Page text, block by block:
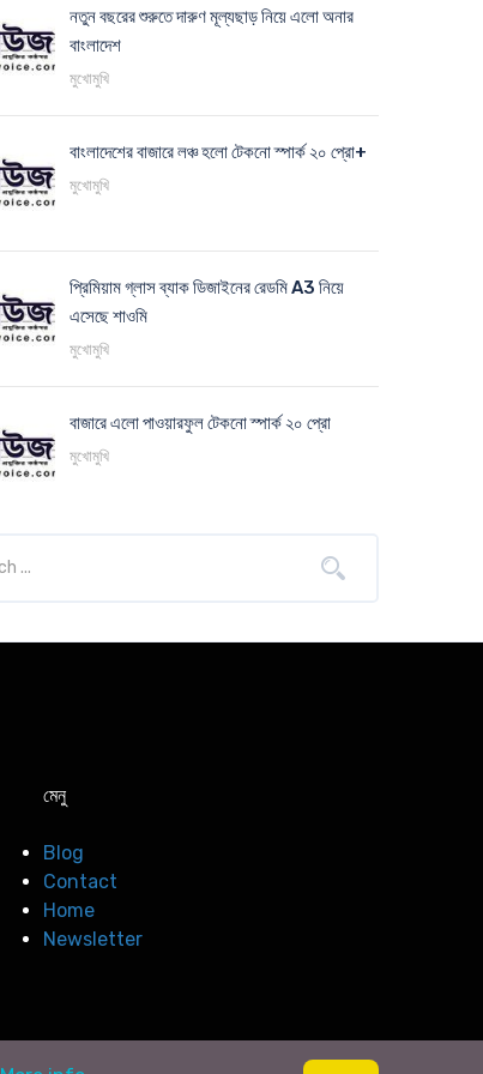
নতুন বছরের শুরুতে দারুণ মূল্যছাড় নিয়ে এলো অনার
বাংলাদেশ
মুখোমুখি
বাংলাদেশের বাজারে লঞ্চ হলো টেকনো স্পার্ক ২০ প্রো+
মুখোমুখি
প্রিমিয়াম গ্লাস ব্যাক ডিজাইনের রেডমি A3 নিয়ে
এসেছে শাওমি
মুখোমুখি
বাজারে এলো পাওয়ারফুল টেকনো স্পার্ক ২০ প্রো
মুখোমুখি
মেনু
Blog
Contact
Home
Newsletter